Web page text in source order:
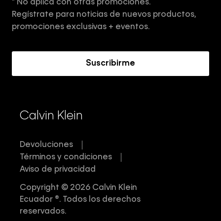
Aviso de privacidad
Términos y Condiciones
* No aplica con otras promociones.
Regístrate para noticias de nuevos productos,
promociones exclusivas + eventos.
Suscribirme
Calvin Klein
Devoluciones
Términos y condiciones
Aviso de privacidad
Copyright © 2026 Calvin Klein
Ecuador ®. Todos los derechos
reservados.